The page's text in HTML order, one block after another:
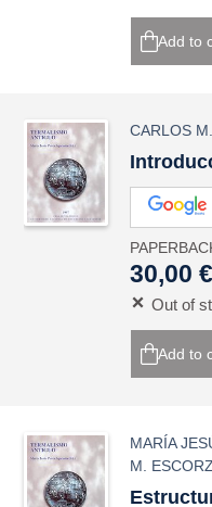
Add to
CARLOS
30,00 €
Out of
Add to
MARÍA
M.